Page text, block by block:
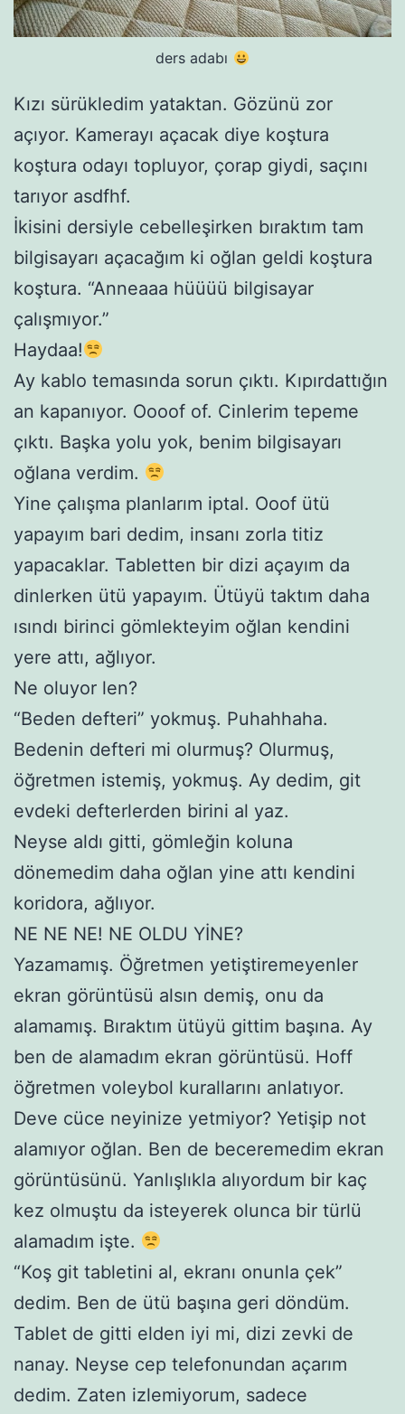
ders adabı
Kızı sürükledim yataktan. Gözünü zor
açıyor. Kamerayı açacak diye koştura
koştura odayı topluyor, çorap giydi, saçını
tarıyor asdfhf.
İkisini dersiyle cebelleşirken bıraktım tam
bilgisayarı açacağım ki oğlan geldi koştura
koştura. “Anneaaa hüüüü bilgisayar
çalışmıyor.”
Haydaa!
Ay kablo temasında sorun çıktı. Kıpırdattığın
an kapanıyor. Oooof of. Cinlerim tepeme
çıktı. Başka yolu yok, benim bilgisayarı
oğlana verdim.
Yine çalışma planlarım iptal. Ooof ütü
yapayım bari dedim, insanı zorla titiz
yapacaklar. Tabletten bir dizi açayım da
dinlerken ütü yapayım. Ütüyü taktım daha
ısındı birinci gömlekteyim oğlan kendini
yere attı, ağlıyor.
Ne oluyor len?
“Beden defteri” yokmuş. Puhahhaha.
Bedenin defteri mi olurmuş? Olurmuş,
öğretmen istemiş, yokmuş. Ay dedim, git
evdeki defterlerden birini al yaz.
Neyse aldı gitti, gömleğin koluna
dönemedim daha oğlan yine attı kendini
koridora, ağlıyor.
NE NE NE! NE OLDU YİNE?
Yazamamış. Öğretmen yetiştiremeyenler
ekran görüntüsü alsın demiş, onu da
alamamış. Bıraktım ütüyü gittim başına. Ay
ben de alamadım ekran görüntüsü. Hoff
öğretmen voleybol kurallarını anlatıyor.
Deve cüce neyinize yetmiyor? Yetişip not
alamıyor oğlan. Ben de beceremedim ekran
görüntüsünü. Yanlışlıkla alıyordum bir kaç
kez olmuştu da isteyerek olunca bir türlü
alamadım işte.
“Koş git tabletini al, ekranı onunla çek”
dedim. Ben de ütü başına geri döndüm.
Tablet de gitti elden iyi mi, dizi zevki de
nanay. Neyse cep telefonundan açarım
dedim. Zaten izlemiyorum, sadece